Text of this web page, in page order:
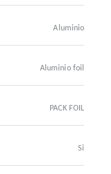
Aluminio
Aluminio foil
PACK FOIL
Si